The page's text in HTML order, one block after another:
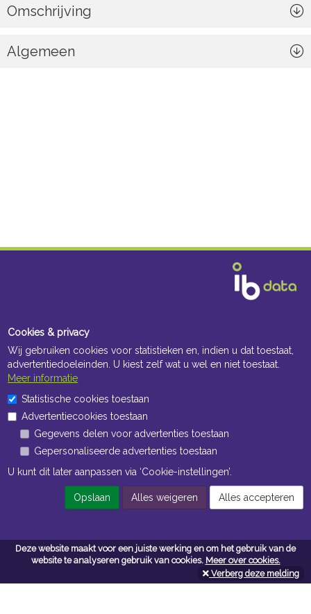
Deze website maakt voor een juiste werking en om het gebruik van de
website te analyseren gebruik van cookies. Meer over cookies.
Verberg deze melding
Omschrijving
Algemeen
Openingstijden Kantoor
Openingstijden Magazijn
Navigatie
Algemene voorwaarden
Privacy
Cookies & privacy
Wij gebruiken cookies voor statistieken en, indien u dat toestaat,
advertentiedoeleinden. U kiest zelf wat u wel en niet toestaat.
Meer informatie
Statistische cookies toestaan
Advertentiecookies toestaan
Gegevens delen voor advertenties toestaan
Gepersonaliseerde advertenties toestaan
U kunt dit later aanpassen via ‘Cookie-instellingen’.
Opslaan Alles weigeren Alles accepteren